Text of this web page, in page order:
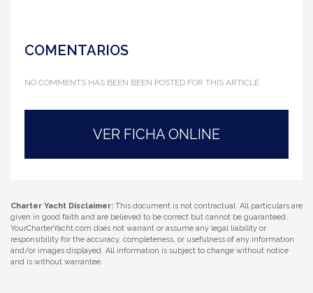
COMENTARIOS
NO COMMENTS HAS BEEN BEEN POSTED FOR THIS ARTICLE
VER FICHA ONLINE
Charter Yacht Disclaimer: This document is not contractual. All particulars are
given in good faith and are believed to be correct but cannot be guaranteed.
YourCharterYacht.com does not warrant or assume any legal liability or
responsibility for the accuracy, completeness, or usefulness of any information
and/or images displayed. All information is subject to change without notice
and is without warrantee.